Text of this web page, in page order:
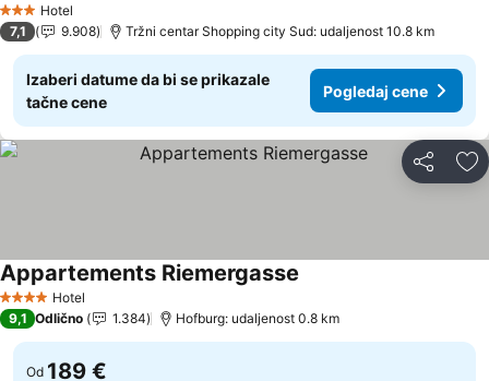
3 Zvezdice
Hotel
7,1 9.908 Tržni centar Shopping city Sud: udaljenost 10.8 km
Izaberi datume da bi se prikazale
tačne cene
Pogledaj cene
Deli
4 ZvezdiceHotel
Appartements Riemergasse
9,1 Odlično 1.384 Hofburg: udaljenost 0.8 km
Od 189 €